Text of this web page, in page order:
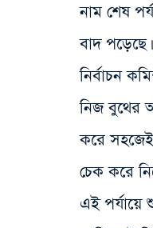
নাম শেষ
বাদ
নির্বাচন
নিজ বুথের
করে সহজেই
চেক করে
এই পর্যায়ে